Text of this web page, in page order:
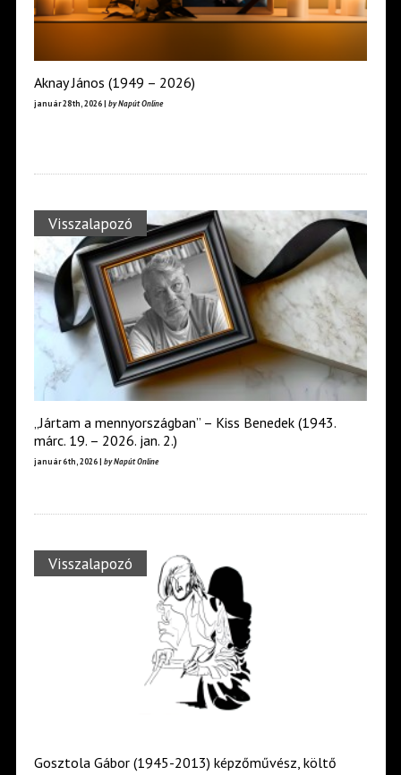
Aknay János (1949 – 2026)
január 28th, 2026 | by Napút Online
Visszalapozó
„Jártam a mennyországban” – Kiss Benedek (1943.
márc. 19. – 2026. jan. 2.)
január 6th, 2026 | by Napút Online
Visszalapozó
Gosztola Gábor (1945-2013) képzőművész, költő